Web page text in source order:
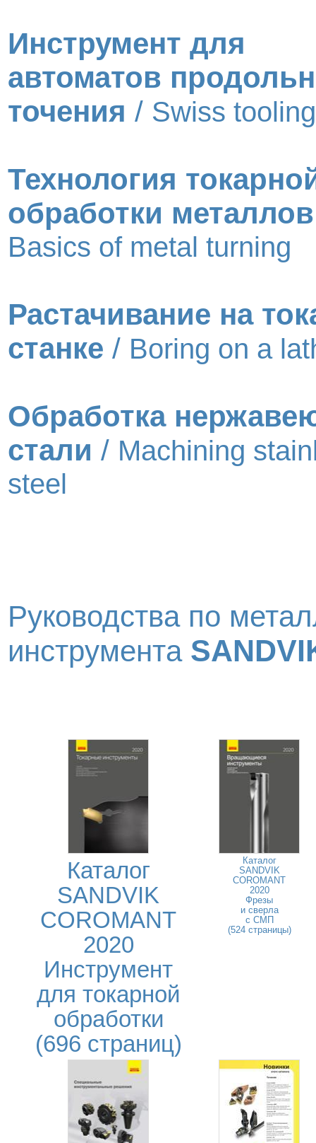
Инструмент для
автоматов
точения / Swiss tooling
Технология
обработки металлов
Basics of metal turning
Растачивание на
станке / Boring on a
Обработка
стали / Machining
steel
Руководства по
инструмента
Каталог
SANDVIK
COROMANT
2020
Инструмент
для токарной
обработки
(696 страниц)
Каталог
SANDVIK
COROMANT
2020
Фрезы
и сверла
с СМП
(524 страницы)